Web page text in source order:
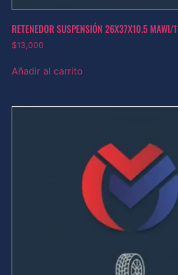
RETENEDOR SUSPENSIÓN 26X37X10.5
$13,000
Añadir al carrito